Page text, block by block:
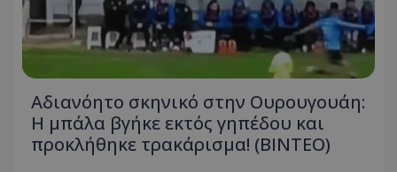
Αδιανόητο σκηνικό στην Ουρουγουάη:
Η μπάλα βγήκε εκτός γηπέδου και
προκλήθηκε τρακάρισμα! (BINTEO)